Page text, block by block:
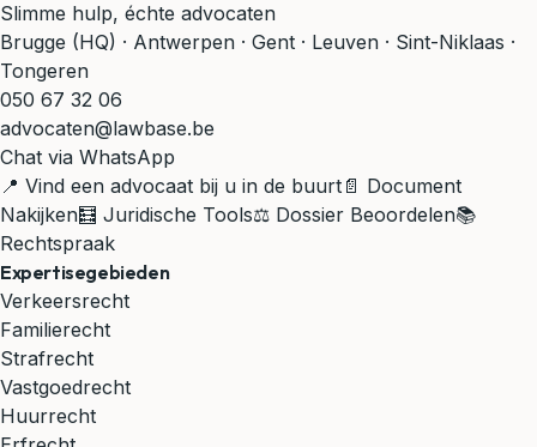
Slimme hulp, échte advocaten
Brugge (HQ) · Antwerpen · Gent · Leuven · Sint-Niklaas ·
Tongeren
050 67 32 06
advocaten@lawbase.be
Chat via WhatsApp
📍 Vind een advocaat bij u in de buurt 📄 Document
Nakijken🧮 Juridische Tools⚖️ Dossier Beoordelen📚
Rechtspraak
Expertisegebieden
Verkeersrecht
Familierecht
Strafrecht
Vastgoedrecht
Huurrecht